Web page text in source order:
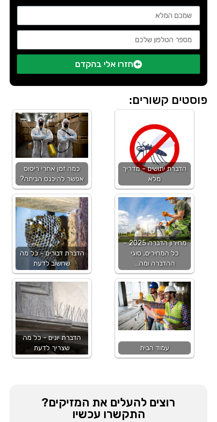
חזרו אלי בהקדם
פוסטים קשורים:
הדברת יתושים – מדריך
מלא
מחירון הדברה 2025 –
כל המחירים, סוגי
ההדברה ומה…
עמוד הבית
כמה זמן אחרי ריסוס
אפשר להיכנס הביתה?
הדברת דבורים - כל מה
שחשוב לדעת
הדברת יונים - כל מה
שצריך לדעת
רוצים להעלים את המזיקים?
התקשרו עכשיו